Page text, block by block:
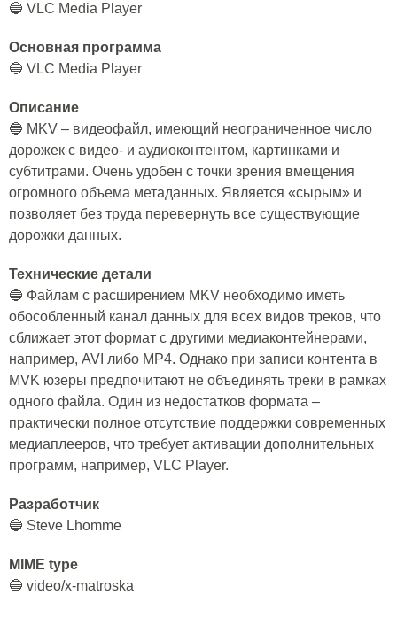
🔵 VLC Media Player
Основная программа
🔵 VLC Media Player
Описание
🔵 MKV – видеофайл, имеющий неограниченное число
дорожек с видео- и аудиоконтентом, картинками и
субтитрами. Очень удобен с точки зрения вмещения
огромного объема метаданных. Является «сырым» и
позволяет без труда перевернуть все существующие
дорожки данных.
Технические детали
🔵 Файлам с расширением MKV необходимо иметь
обособленный канал данных для всех видов треков, что
сближает этот формат с другими медиаконтейнерами,
например, AVI либо MP4. Однако при записи контента в
MVK юзеры предпочитают не объединять треки в рамках
одного файла. Один из недостатков формата –
практически полное отсутствие поддержки современных
медиаплееров, что требует активации дополнительных
программ, например, VLC Player.
Разработчик
🔵 Steve Lhomme
MIME type
🔵 video/x-matroska